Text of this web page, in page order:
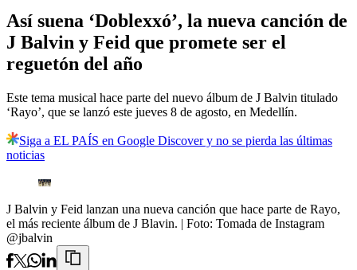
Así suena ‘Doblexxó’, la nueva canción de
J Balvin y Feid que promete ser el
reguetón del año
Este tema musical hace parte del nuevo álbum de J Balvin titulado
‘Rayo’, que se lanzó este jueves 8 de agosto, en Medellín.
Siga a EL PAÍS en Google Discover y no se pierda las últimas
noticias
J Balvin y Feid lanzan una nueva canción que hace parte de Rayo,
el más reciente álbum de J Blavin. | Foto: Tomada de Instagram
@jbalvin